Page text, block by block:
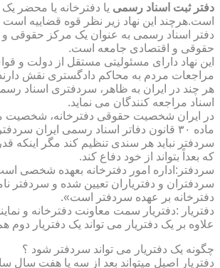
دفتر ثبت اسناد رسمی یا دفترخانه یا محضر
است.هرچند این نهاد زیر نظر قوه قضاییه
دفتر اسناد رسمی به عنوان یک مرکز حقوقی و
حقوقی و اقتصادی جامعه است.
این نهاد دارای مسئولیتی مستقل از دولت و
مراجعات مردم به محاکم دادگستری نقش
هر چند در ایران به ظاهر، سردفتری اسناد
اسناد مراجعه کنندگان می نماید.
در ایران شخصیت حقوقی دفترخانه، شخصیت
ماده ۳۰ قانون دفاتر اسناد رسمی
سردفتر نباید هر سندی تنظیم کند مگر اینکه
که بعداً بتواند از خود دفاع کند.
سردفتر:اداره امور دفترخانه بعهده شخصی
دفترخانه بر عهده سردفتر است».
علاوه بر یک دفتریار می تواند یک دفتریار دوم
چگونه یک دفتریار می تواند سردفتر شود ؟
دفتریار اصیل میتواند بعد از سه یا هفت سال